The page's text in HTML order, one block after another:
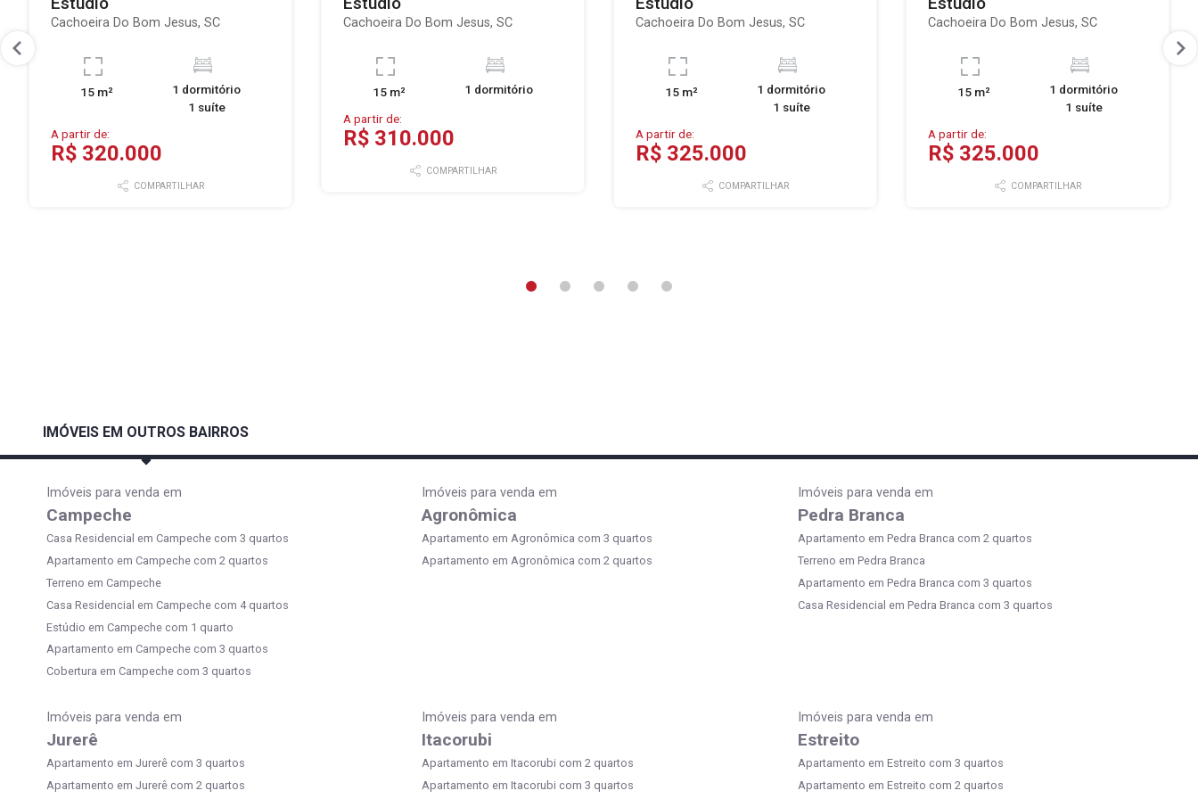
Cachoeira Do Bom Jesus, SC
15 m²
1 dormitório
1 suíte
A partir de:
R$ 320.000
COMPARTILHAR
Cachoeira Do Bom Jesus, SC
15 m² 1 dormitório
A partir de:
R$ 310.000
COMPARTILHAR
Cachoeira Do Bom Jesus, SC
15 m²
1 dormitório
1 suíte
A partir de:
R$ 325.000
COMPARTILHAR
Cachoeira Do Bom Jesus, SC
15 m²
1 dormitório
1 suíte
A partir de:
R$ 325.000
COMPARTILHAR
IMÓVEIS EM OUTROS BAIRROS
Imóveis para venda em
Campeche
Casa Residencial em Campeche com 3 quartos
Apartamento em Campeche com 2 quartos
Terreno em Campeche
Casa Residencial em Campeche com 4 quartos
Estúdio em Campeche com 1 quarto
Apartamento em Campeche com 3 quartos
Cobertura em Campeche com 3 quartos
Imóveis para venda em
Agronômica
Apartamento em Agronômica com 3 quartos
Apartamento em Agronômica com 2 quartos
Imóveis para venda em
Pedra Branca
Apartamento em Pedra Branca com 2 quartos
Terreno em Pedra Branca
Apartamento em Pedra Branca com 3 quartos
Casa Residencial em Pedra Branca com 3 quartos
Imóveis para venda em
Jurerê
Apartamento em Jurerê com 3 quartos
Apartamento em Jurerê com 2 quartos
Imóveis para venda em
Itacorubi
Apartamento em Itacorubi com 2 quartos
Apartamento em Itacorubi com 3 quartos
Imóveis para venda em
Estreito
Apartamento em Estreito com 3 quartos
Apartamento em Estreito com 2 quartos